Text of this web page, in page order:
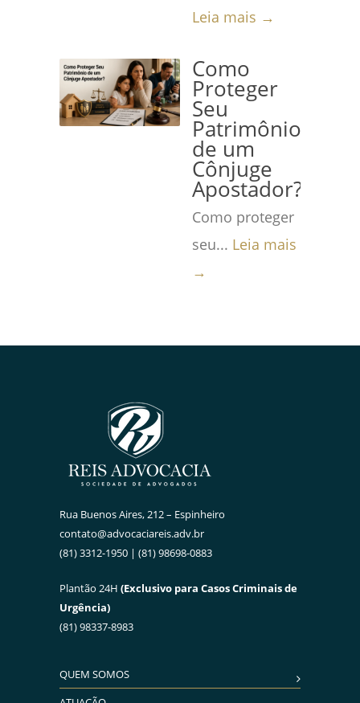
Leia mais →
Como
Proteger
Seu
Patrimônio
de um
Cônjuge
Apostador?
Como proteger
seu... Leia mais
→
Rua Buenos Aires, 212 – Espinheiro
contato@advocaciareis.adv.br
(81) 3312-1950 | (81) 98698-0883
Plantão 24H (Exclusivo para Casos Criminais de
Urgência)
(81) 98337-8983
QUEM SOMOS